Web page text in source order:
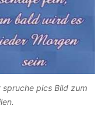
pics Bild zum